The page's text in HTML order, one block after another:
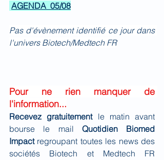
AGENDA  05/08
Pas d'évènement identifié ce jour dans
l'univers Biotech/Medtech FR
Pour ne rien manquer de
l'information...
Recevez gratuitement le matin avant
bourse le mail Quotidien Biomed
Impact regroupant toutes les news des
sociétés Biotech et Medtech FR